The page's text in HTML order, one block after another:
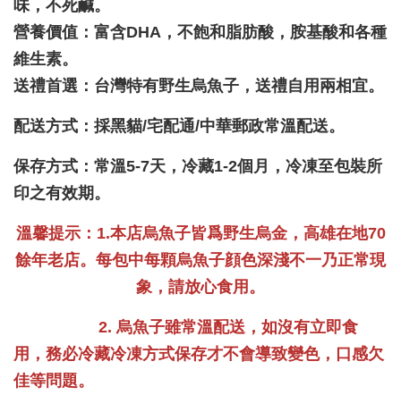
味，不死鹹。
營養價值：富含DHA，不飽和脂肪酸，胺基酸和各種
維生素。
送禮首選：台灣特有野生烏魚子，送禮自用兩相宜。
配送方式：採黑貓/宅配通/中華郵政常溫配送。
保存方式：常溫5-7天，冷藏1-2個月，冷凍至包裝所
印之有效期。
溫馨提示：1.本店烏魚子皆爲野生烏金，高雄在地70
餘年老店。每包中每顆烏魚子顔色深淺不一乃正常現
象，請放心食用。
2. 烏魚子雖常溫配送，如沒有立即食
用，務必冷藏冷凍方式保存才不會導致變色，口感欠
佳等問題。